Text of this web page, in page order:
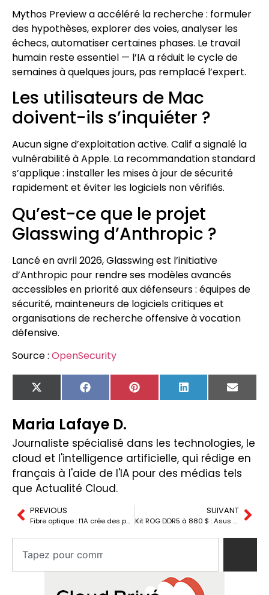
Mythos Preview a accéléré la recherche : formuler
des hypothèses, explorer des voies, analyser les
échecs, automatiser certaines phases. Le travail
humain reste essentiel — l’IA a réduit le cycle de
semaines à quelques jours, pas remplacé l’expert.
Les utilisateurs de Mac
doivent-ils s’inquiéter ?
Aucun signe d’exploitation active. Calif a signalé la
vulnérabilité à Apple. La recommandation standard
s’applique : installer les mises à jour de sécurité
rapidement et éviter les logiciels non vérifiés.
Qu’est-ce que le projet
Glasswing d’Anthropic ?
Lancé en avril 2026, Glasswing est l’initiative
d’Anthropic pour rendre ses modèles avancés
accessibles en priorité aux défenseurs : équipes de
sécurité, mainteneurs de logiciels critiques et
organisations de recherche offensive à vocation
défensive.
Source : OpenSecurity
X
(Twitter)
FacebookPinterest LinkedIn Email
Maria Lafaye D.
Journaliste spécialisé dans les technologies, le
cloud et l'intelligence artificielle, qui rédige en
français à l'aide de l'IA pour des médias tels
que Actualité Cloud.
PREVIOUS
Fibre optique : l’IA crée des pénuries aux délais d’un an
SUIVANT
Kit ROG DDR5 à 880 $ : Asus entre sur le marché de la RAM